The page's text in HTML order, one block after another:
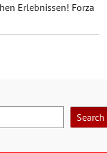
Erlebnissen! Forza
Search